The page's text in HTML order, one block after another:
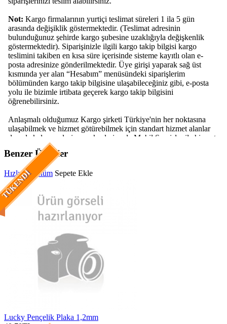
Benzer Ürünler
TÜKENDI
Hızlı Görünüm Sepete Ekle
Lucky Pençelik Plaka 1,2mm